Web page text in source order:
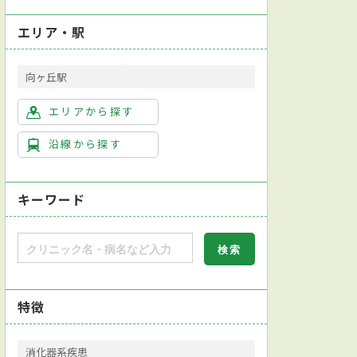
エリア・駅
向ヶ丘駅
エリアから探す
沿線から探す
キーワード
特徴
消化器系疾患